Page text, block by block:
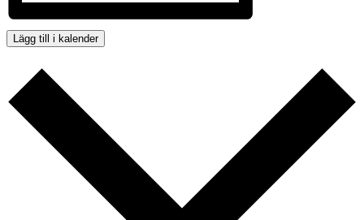
Lägg till i kalender